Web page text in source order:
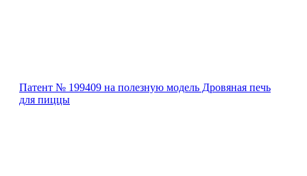
Патент № 199409 на полезную модель Дровяная печь
для пиццы